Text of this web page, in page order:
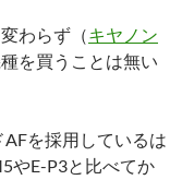
わらず（キヤノン
を買うことは無い
を採用しているは
やE-P3と比べてか